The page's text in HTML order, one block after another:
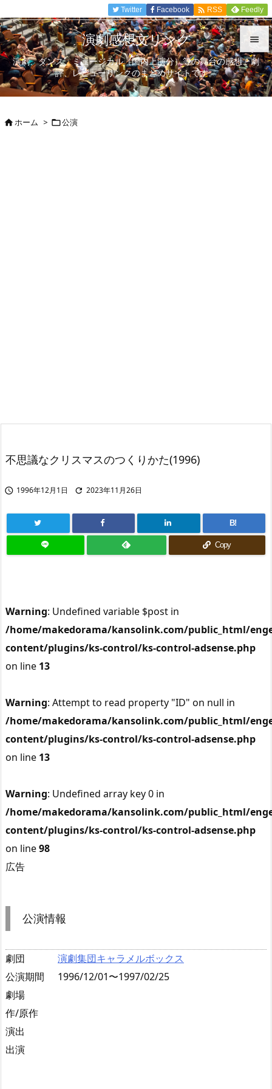


メニュ

Twitter Facebook  RSS Feedly
演劇感想文リンク
演劇、ダンス、ミュージカル（国内上演分）等の舞台の感想、劇
評、レビューリンクのまとめサイトです。
ホーム > 公演
不思議なクリスマスのつくりかた(1996)
 1996年12月1日  2023年11月26日
B!
Copy
Warning: Undefined variable $post in
/home/makedorama/kansolink.com/public_html/
content/plugins/ks-control/ks-control-adsense.php
on line 13
Warning: Attempt to read property "ID" on null in
/home/makedorama/kansolink.com/public_html/
content/plugins/ks-control/ks-control-adsense.php
on line 13
Warning: Undefined array key 0 in
/home/makedorama/kansolink.com/public_html/
content/plugins/ks-control/ks-control-adsense.php
on line98
広告
公演情報
劇団
演劇集団キャラメルボックス
公演期間
1996/12/01〜1997/02/25
劇場
作/原作
演出
出演